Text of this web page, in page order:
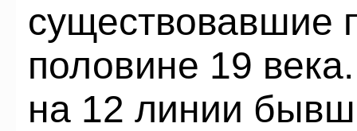
существовавшие
половине 19
на 12 линии